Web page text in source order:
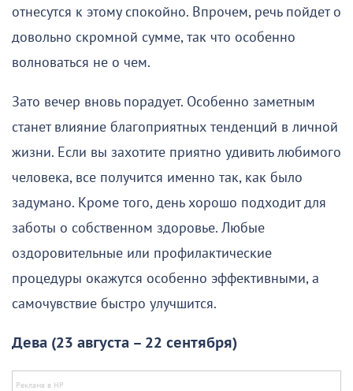
отнесутся к этому спокойно. Впрочем, речь пойдет о
довольно скромной сумме, так что особенно
волноваться не о чем.
Зато вечер вновь порадует. Особенно заметным
станет влияние благоприятных тенденций в личной
жизни. Если вы захотите приятно удивить любимого
человека, все получится именно так, как было
задумано. Кроме того, день хорошо подходит для
заботы о собственном здоровье. Любые
оздоровительные или профилактические
процедуры окажутся особенно эффективными, а
самочувствие быстро улучшится.
Дева (23 августа – 22 сентября)